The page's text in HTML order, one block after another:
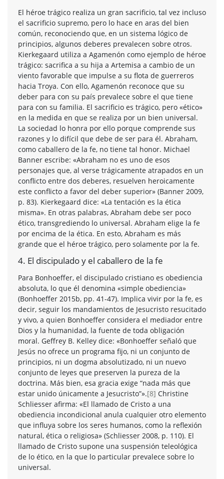
El héroe trágico realiza un gran sacrificio, tal vez incluso
el sacrificio supremo, pero lo hace en aras del bien
común, reconociendo que, en un sistema lógico de
principios, algunos deberes prevalecen sobre otros.
Kierkegaard utiliza a Agamenón como ejemplo de héroe
trágico: sacrifica a su hija a Artemisa a cambio de un
viento favorable que impulse a su flota de guerreros
hacia Troya. Con ello, Agamenón reconoce que su
deber para con su país prevalece sobre el que tiene
para con su familia. El sacrificio es trágico, pero «ético»
en la medida en que se realiza por un bien universal.
La sociedad lo honra por ello porque comprende sus
razones y lo difícil que debe de ser para él. Abraham,
como caballero de la fe, no tiene tal honor. Michael
Banner escribe: «Abraham no es uno de esos
personajes que, al verse trágicamente atrapados en un
conflicto entre dos deberes, resuelven heroicamente
este conflicto a favor del deber superior» (Banner 2009,
p. 83). Kierkegaard dice: «La tentación es la ética
misma». En otras palabras, Abraham debe ser poco
ético, transgrediendo lo universal. Abraham elige la fe
por encima de la ética. En esto, Abraham es más
grande que el héroe trágico, pero solamente por la fe.
4. El discipulado y el caballero de la fe
Para Bonhoeffer, el discipulado cristiano es obediencia
absoluta, lo que él denomina «simple obediencia»
(Bonhoeffer 2015b, pp. 41-47). Implica vivir por la fe, es
decir, seguir los mandamientos de Jesucristo resucitado
y vivo, a quien Bonhoeffer considera el mediador entre
Dios y la humanidad, la fuente de toda obligación
moral. Geffrey B. Kelley dice: «Bonhoeffer señaló que
Jesús no ofrece un programa fijo, ni un conjunto de
principios, ni un dogma absolutizado, ni un nuevo
conjunto de leyes que preserven la pureza de la
doctrina. Más bien, esa gracia exige “nada más que
estar unido únicamente a Jesucristo”».[8] Christine
Schliesser afirma: «El llamado de Cristo a una
obediencia incondicional anula cualquier otro elemento
que influya sobre los seres humanos, como la reflexión
natural, ética o religiosa» (Schliesser 2008, p. 110). El
llamado de Cristo supone una suspensión teleológica
de lo ético, en la que lo particular prevalece sobre lo
universal.